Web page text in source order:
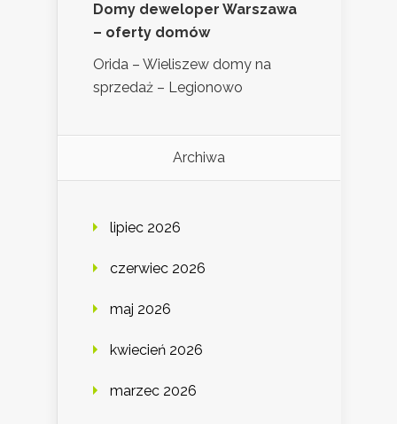
Domy deweloper Warszawa
– oferty domów
Orida – Wieliszew domy na
sprzedaż – Legionowo
Archiwa
lipiec 2026
czerwiec 2026
maj 2026
kwiecień 2026
marzec 2026